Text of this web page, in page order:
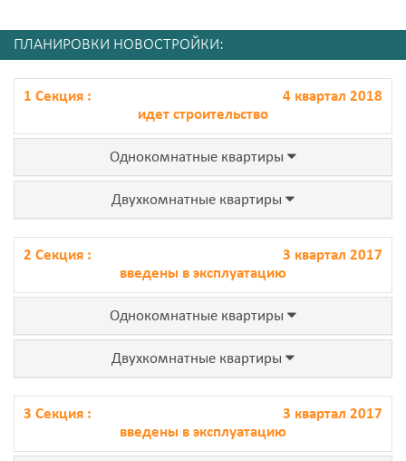
ПЛАНИРОВКИ НОВОСТРОЙКИ:
1 Секция :
4 квартал 2018
идет строительство
Однокомнатные квартиры
Двухкомнатные квартиры
2 Секция :
3 квартал 2017
введены в эксплуатацию
Однокомнатные квартиры
Двухкомнатные квартиры
3 Секция :
3 квартал 2017
введены в эксплуатацию